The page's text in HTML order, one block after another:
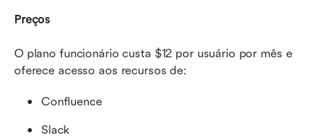
Preços
O plano funcionário custa $12 por usuário por mês e
oferece acesso aos recursos de:
Confluence
Slack